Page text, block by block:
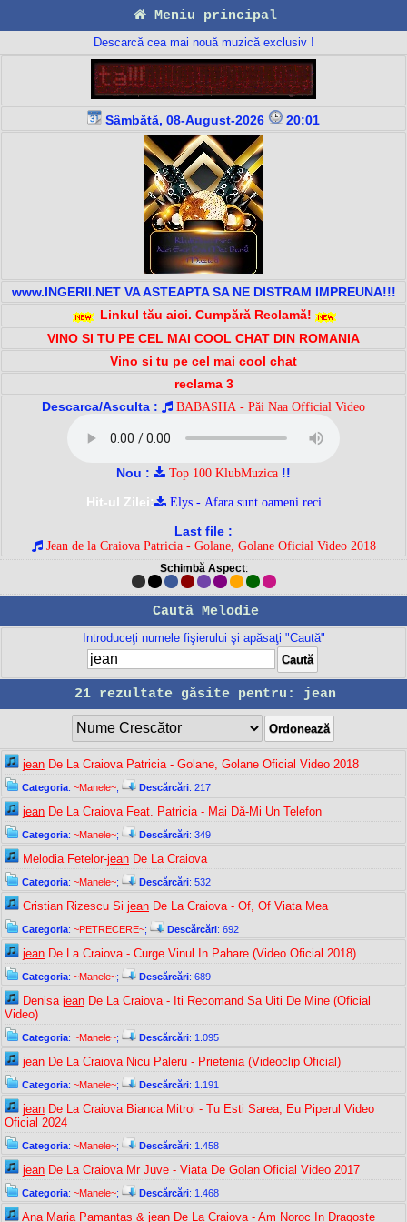
Meniu principal
Descarcă cea mai nouă muzică exclusiv !
Sâmbătă, 08-August-2026 20:01
www.INGERII.NET VA ASTEAPTA SA NE DISTRAM IMPREUNA!!!
Linkul tău aici. Cumpără Reclamă!
VINO SI TU PE CEL MAI COOL CHAT DIN ROMANIA
Vino si tu pe cel mai cool chat
reclama 3
Descarca/Asculta :
BABASHA - Păi Naa Official Video
Nou : Top 100 KlubMuzica !!
Hit-ul Zilei:
Elys - Afara sunt oameni reci
Last file :
Jean de la Craiova Patricia - Golane, Golane Oficial Video 2018
Schimbă Aspect:
Caută Melodie
Introduceţi numele fişierului şi apăsaţi "Caută"
21 rezultate găsite pentru: jean
jean De La Craiova Patricia - Golane, Golane Oficial Video 2018
Categoria: ~Manele~; Descărcări: 217
jean De La Craiova Feat. Patricia - Mai Dă-Mi Un Telefon
Categoria: ~Manele~; Descărcări: 349
Melodia Fetelor-jean De La Craiova
Categoria: ~Manele~; Descărcări: 532
Cristian Rizescu Si jean De La Craiova - Of, Of Viata Mea
Categoria: ~PETRECERE~; Descărcări: 692
jean De La Craiova - Curge Vinul In Pahare (Video Oficial 2018)
Categoria: ~Manele~; Descărcări: 689
Denisa jean De La Craiova - Iti Recomand Sa Uiti De Mine (Oficial
Video)
Categoria: ~Manele~; Descărcări: 1.095
jean De La Craiova Nicu Paleru - Prietenia (Videoclip Oficial)
Categoria: ~Manele~; Descărcări: 1.191
jean De La Craiova Bianca Mitroi - Tu Esti Sarea, Eu Piperul Video
Oficial 2024
Categoria: ~Manele~; Descărcări: 1.458
jean De La Craiova Mr Juve - Viata De Golan Oficial Video 2017
Categoria: ~Manele~; Descărcări: 1.468
Ana Maria Pamantas & jean De La Craiova - Am Noroc In Dragoste